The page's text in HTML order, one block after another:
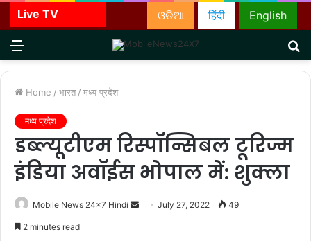
Live TV English
हिंदी
ଓଡିଆ
Menu
Home / भारत / मध्य प्रदेश
मध्य प्रदेश
डब्ल्यूटीएम रिस्पॉन्सिबल टूरिज्म
इंडिया अवॉईस भोपाल में: शुक्ला
Mobile News 24x7 Hindi
SendJuly 27, 2022 49
2 minutes read